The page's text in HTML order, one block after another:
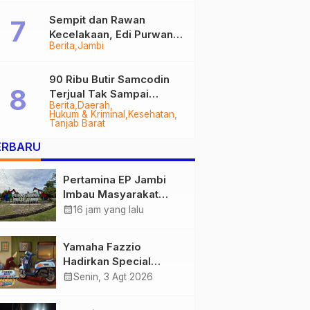
Berita Jambi
Sempit dan Rawan
Kecelakaan, Edi Purwanto
Targetkan Jalan Lintas
2028
Berita Daerah
Hukum & Kriminal
Kesehatan
Tanjab Barat
90 Ribu Butir Samcodin
Terjual Tak Sampai
Setahun, Indra Safari
Desak Audit Menyeluruh
Pertamina EP Jambi
Imbau Masyarakat
Tidak Beraktivitas di
Bersama
calendar_month16 jam yang lalu
Yamaha Fazzio
Hadirkan Special
Edition Sunset Blue,
calendar_monthSenin, 3 Agt 2026